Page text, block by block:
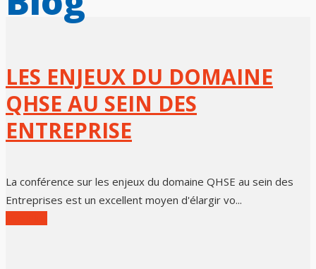
LES ENJEUX DU DOMAINE
QHSE AU SEIN DES
ENTREPRISE
La conférence sur les enjeux du domaine QHSE au sein des
Entreprises est un excellent moyen d'élargir vo...